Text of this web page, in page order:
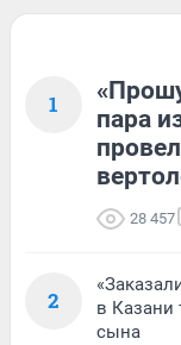
1
пара
28 457
2
в Казани
сына